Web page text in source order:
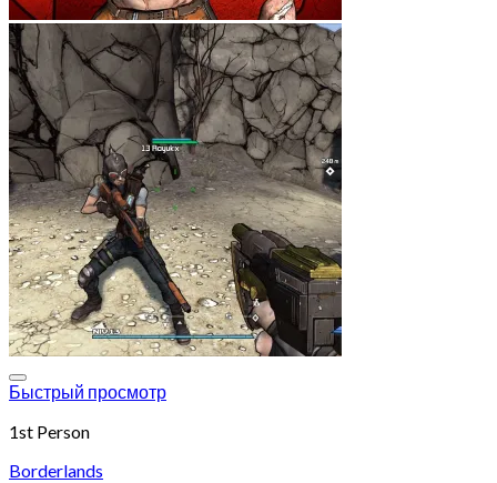
Быстрый просмотр
1st Person
Borderlands